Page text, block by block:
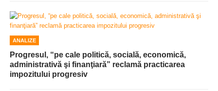
ANALIZE
Progresul, “pe cale politică, socială, economică,
administrativă şi finanţiară” reclamă practicarea
impozitului progresiv